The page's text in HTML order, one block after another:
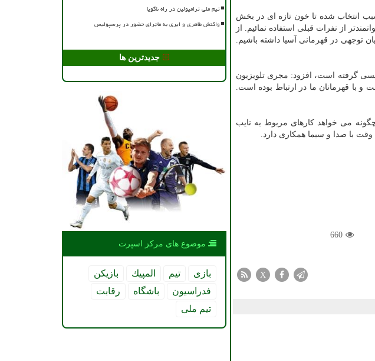
انتخاب شده تا خون تازه ای در بخش
از نفرات قبلی استفاده نمائیم. از
توجهی در قهرمانی آسیا داشته باشیم.
گرفته است، افزود: مجری تلویزیون
با قهرمانان ما در ارتباط بوده است.
می خواهد کارهای مربوط به نایب
با صدا و سیما همکاری دارد.
660
X
تیم ملی ترامپولین در راه ناگویا
واکنش طاهری و ایری به ماجرای حضور در پرسپولیس
جدیدترین ها
موضوع های مركز اسپرت
بازی تیم المپیك
بازیكن
فدراسیون
باشگاه
رقابت
تیم ملی